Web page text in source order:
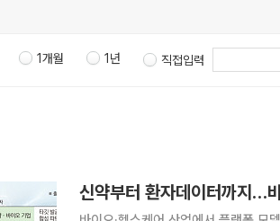
1개월 1년 직접입력
신약부터 환자데이터까지…